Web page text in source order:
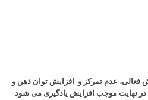
فعالی، عدم تمرکز و افزایش توان ذهن و
نهایت موجب افزایش یادگیری می شود